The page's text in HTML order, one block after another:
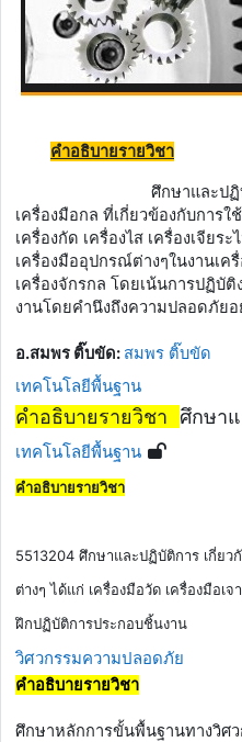
คำอธิบายรายวิชา
ศึกษาและปฏิบัติงานเกี่
เครื่องมือกล ที่เกี่ยวข้องกับการใ
เครื่องกัด เครื่องไส เครื่องเจีย
เครื่องมืออุปกรณ์ต่างๆในงานเค
เครื่องจักรกล โดยเน้นการปฏิบั
งานโดยคำนึงถึงความปลอดภัยอ
อ.สมพร ติ๊บขัด: สมพร ติ๊บขัด
เทคโนโลยีพื้นฐาน
คำอธิบายรายวิชา ศึกษา
เทคโนโลยีพื้นฐาน
คำอธิบายรายวิชา
5513204 ศึกษาและปฏิบัติการ เกี่ยว
ต่างๆ ได้แก่ เครื่องมือวัด เครื่องมือเ
ฝึกปฏิบัติการประกอบชิ้นงาน
วิศวกรรมความปลอดภัย
คำอธิบายรายวิชา
ศึกษาหลักการขั้นพื้นฐานทางวิศ